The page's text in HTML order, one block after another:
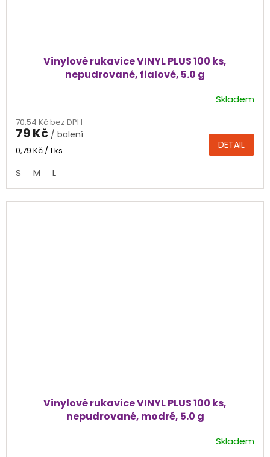
Vinylové rukavice VINYL PLUS 100 ks,
nepudrované, fialové, 5.0 g
produktu
je
4,0
5
hvězdiček.
Skladem
70,54 Kč bez DPH
79 Kč / balení
Měrná
0,79 Kč / 1 ks DETAIL
S M L
Vinylové rukavice VINYL PLUS 100 ks,
nepudrované, modré, 5.0 g
Skladem